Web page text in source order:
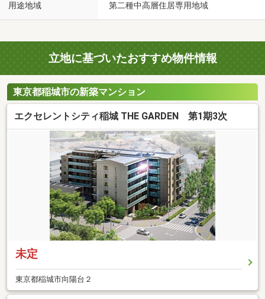
用途地域 第二種中高層住居専用地域
立地に基づいたおすすめ物件情報
東京都稲城市の新築マンション
エクセレントシティ稲城 THE GARDEN 第1期3次
未定
東京都稲城市向陽台２